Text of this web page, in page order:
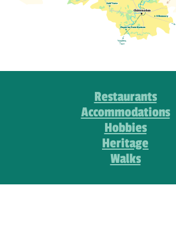
Restaurants
Accommodations
Hobbies
Heritage
Walks